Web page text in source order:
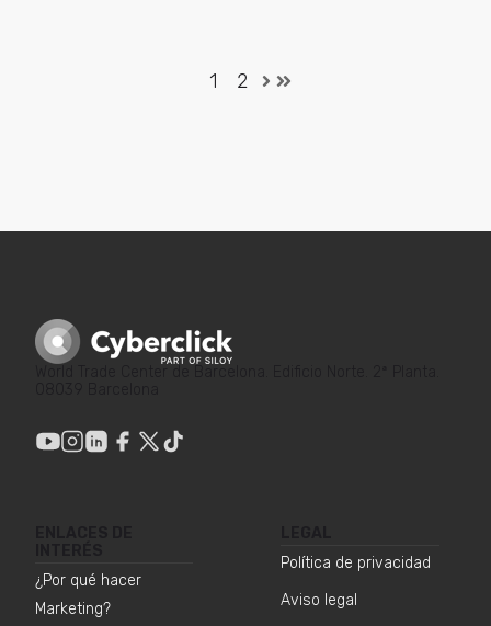
1 2
¿Por qué hacer
Marketing?
Política de privacidad
Aviso legal